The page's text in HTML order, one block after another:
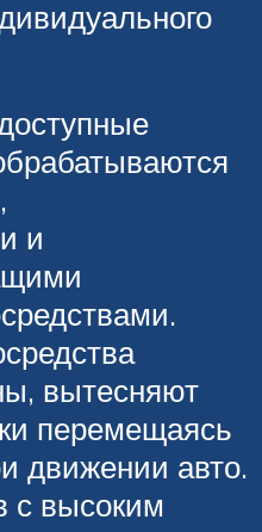
и
вытесняют
перемещаясь
движении авто.
с высоким